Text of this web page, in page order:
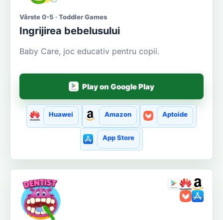
Vârste 0-5 · Toddler Games
Ingrijirea bebelusului
Baby Care, joc educativ pentru copii.
Play on Google Play
Huawei Amazon Aptoide
App Store